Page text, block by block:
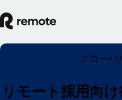
グローバ
リモート採用向